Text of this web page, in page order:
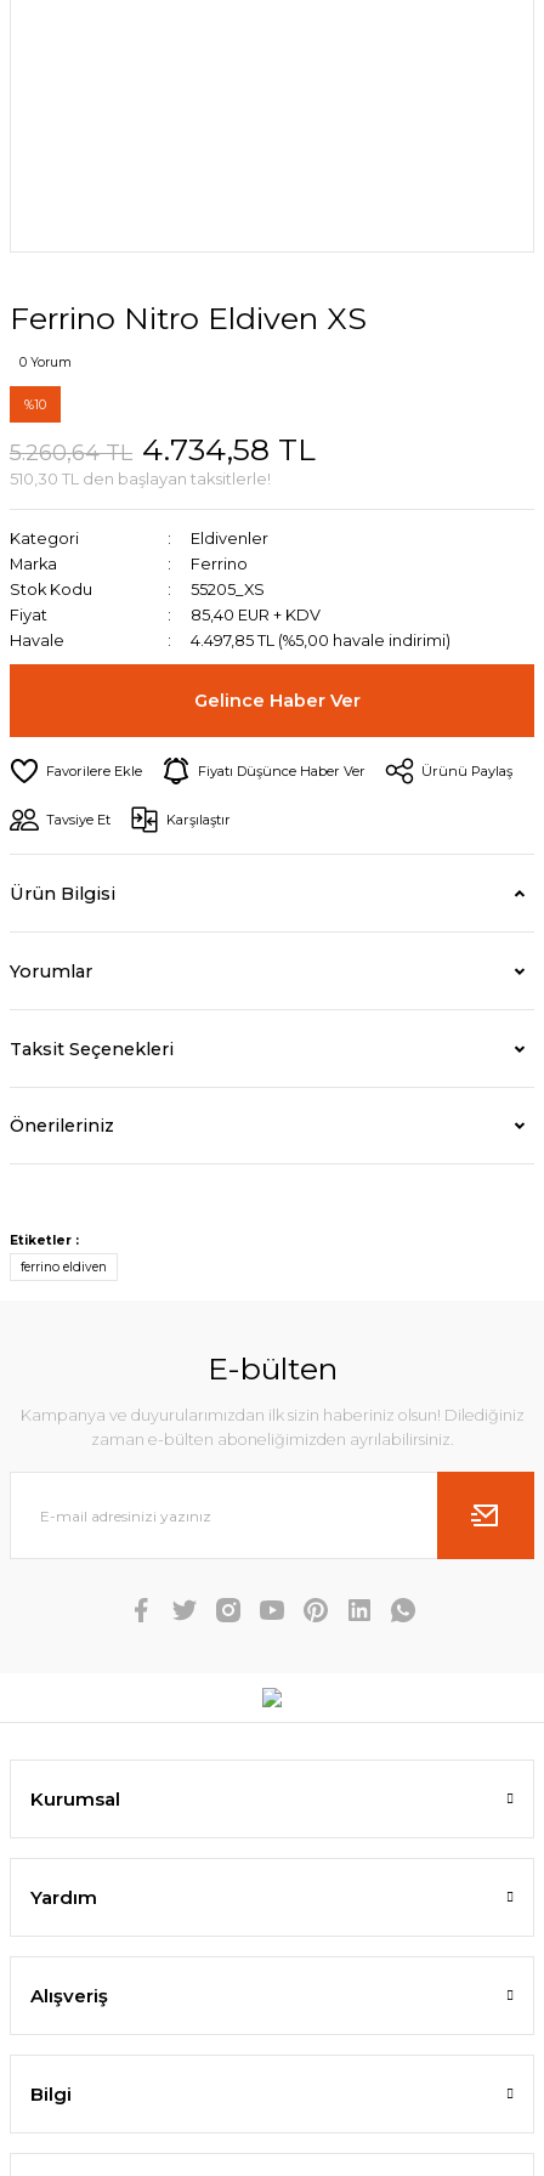
Ferrino Nitro Eldiven XS
0 Yorum
%10
5.260,64 TL 4.734,58 TL
510,30 TL den başlayan taksitlerle!
Kategori
Eldivenler
Marka
Ferrino
Stok Kodu
55205_XS
Fiyat
85,40 EUR + KDV
Havale
4.497,85 TL (%5,00 havale indirimi)
Gelince Haber Ver
Fiyatı Düşünce Haber Ver Ürünü Paylaş
Tavsiye Et Karşılaştır
Ürün Bilgisi
Yorumlar
Taksit Seçenekleri
Önerileriniz
Etiketler :
ferrino eldiven
E-bülten
Kampanya ve duyurularımızdan ilk sizin haberiniz olsun! Dilediğiniz
zaman e-bülten aboneliğimizden ayrılabilirsiniz.
Kurumsal
Yardım
Alışveriş
Bilgi